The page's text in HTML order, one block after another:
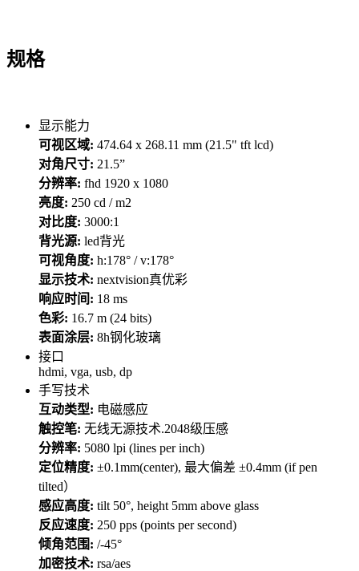
规格
显示能力
可视区域: 474.64 x 268.11 mm (21.5" tft lcd)
对角尺寸: 21.5”
分辨率: fhd 1920 x 1080
亮度: 250 cd / m2
对比度: 3000:1
背光源: led背光
可视角度: h:178° / v:178°
显示技术: nextvision真优彩
响应时间: 18 ms
色彩: 16.7 m (24 bits)
表面涂层: 8h钢化玻璃
接口
hdmi, vga, usb, dp
手写技术
互动类型: 电磁感应
触控笔: 无线无源技术.2048级压感
分辨率: 5080 lpi (lines per inch)
定位精度: ±0.1mm(center), 最大偏差 ±0.4mm (if pen
tilted）
感应高度: tilt 50°, height 5mm above glass
反应速度: 250 pps (points per second)
倾角范围: /-45°
加密技术: rsa/aes